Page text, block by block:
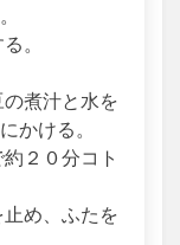
。
煮汁と水を
かける。
２０分コト
め、ふたを